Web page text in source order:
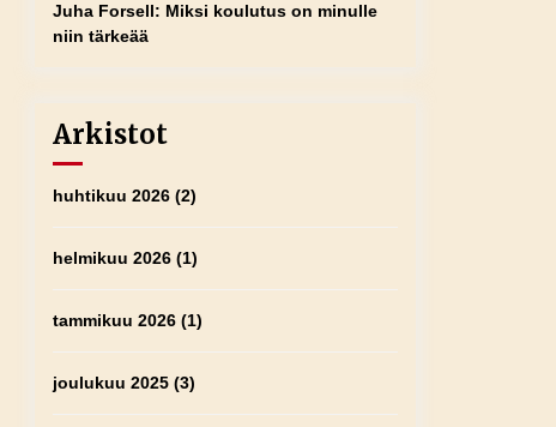
Juha Forsell: Miksi koulutus on minulle
niin tärkeää
Arkistot
huhtikuu 2026 (2)
helmikuu 2026 (1)
tammikuu 2026 (1)
joulukuu 2025 (3)